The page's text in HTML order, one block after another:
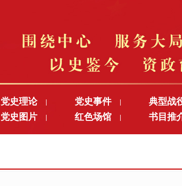
党史理论 党史事件 典型战
党史图片 红色场馆 书目推